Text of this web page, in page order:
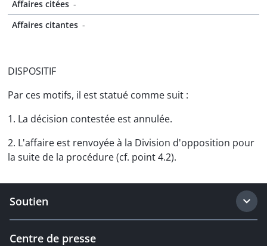
Affaires citées -
Affaires citantes -
DISPOSITIF
Par ces motifs, il est statué comme suit :
1. La décision contestée est annulée.
2. L'affaire est renvoyée à la Division d'opposition pour
la suite de la procédure (cf. point 4.2).
Soutien
Centre de presse